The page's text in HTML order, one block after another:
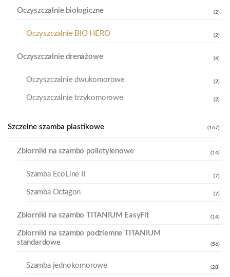
Oczyszczalnie biologiczne (2)
Oczyszczalnie BIO HERO (2)
Oczyszczalnie drenażowe (4)
Oczyszczalnie dwukomorowe (2)
Oczyszczalnie trzykomorowe (2)
Szczelne szamba plastikowe (167)
Zbiorniki na szambo polietylenowe (14)
Szamba EcoLine II (7)
Szamba Octagon (7)
Zbiorniki na szambo TITANIUM EasyFit (14)
Zbiorniki na szambo podziemne TITANIUM
standardowe
(56)
Szamba jednokomorowe (28)